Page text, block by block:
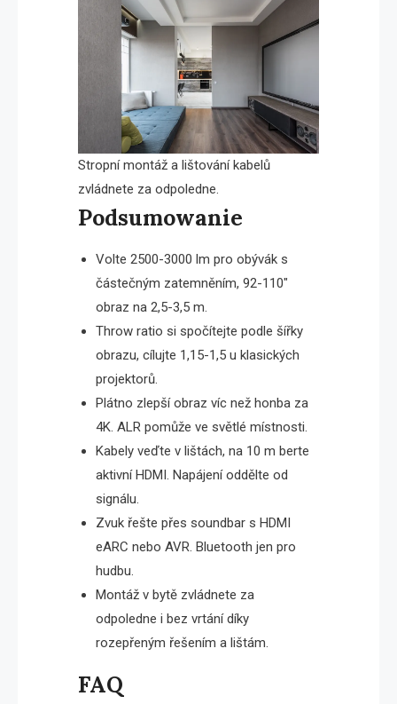
Stropní montáž a lištování kabelů
zvládnete za odpoledne.
Podsumowanie
Volte 2500-3000 lm pro obývák s
částečným zatemněním, 92-110″
obraz na 2,5-3,5 m.
Throw ratio si spočítejte podle šířky
obrazu, cílujte 1,15-1,5 u klasických
projektorů.
Plátno zlepší obraz víc než honba za
4K. ALR pomůže ve světlé místnosti.
Kabely veďte v lištách, na 10 m berte
aktivní HDMI. Napájení oddělte od
signálu.
Zvuk řešte přes soundbar s HDMI
eARC nebo AVR. Bluetooth jen pro
hudbu.
Montáž v bytě zvládnete za
odpoledne i bez vrtání díky
rozepřeným řešením a lištám.
FAQ